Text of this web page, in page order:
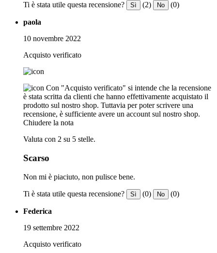
Ti è stata utile questa recensione? Sì (2) No (0)
paola
10 novembre 2022
Acquisto verificato
Con "Acquisto verificato" si intende che la recensione
è stata scritta da clienti che hanno effettivamente acquistato il
prodotto sul nostro shop. Tuttavia per poter scrivere una
recensione, è sufficiente avere un account sul nostro shop.
Chiudere la nota
Valuta con 2 su 5 stelle.
Scarso
Non mi è piaciuto, non pulisce bene.
Ti è stata utile questa recensione? Sì (0) No (0)
Federica
19 settembre 2022
Acquisto verificato